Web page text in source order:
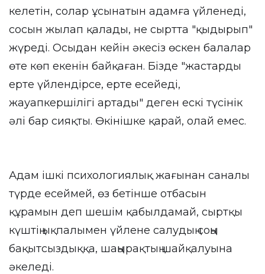
келетін, солар ұсынатын адамға үйленеді,
сосын жылап қалады, не сыртта "қыдырып"
жүреді. Осыдан кейін әкесіз өскен балалар
өте көп екенін байқаған. Бізде "жастарды
ерте үйлендірсе, ерте есейеді,
жауапкершілігі артады" деген ескі түсінік
әлі бар сияқты. Өкінішке қарай, олай емес.
Адам ішкі психологиялық жағынан саналы
түрде есеймей, өз бетінше отбасын
құрамын деп шешім қабылдамай, сыртқы
күштің ықпалымен үйлене салудың соңы
бақытсыздыққа, шаңырақтың шайқалуына
әкеледі.